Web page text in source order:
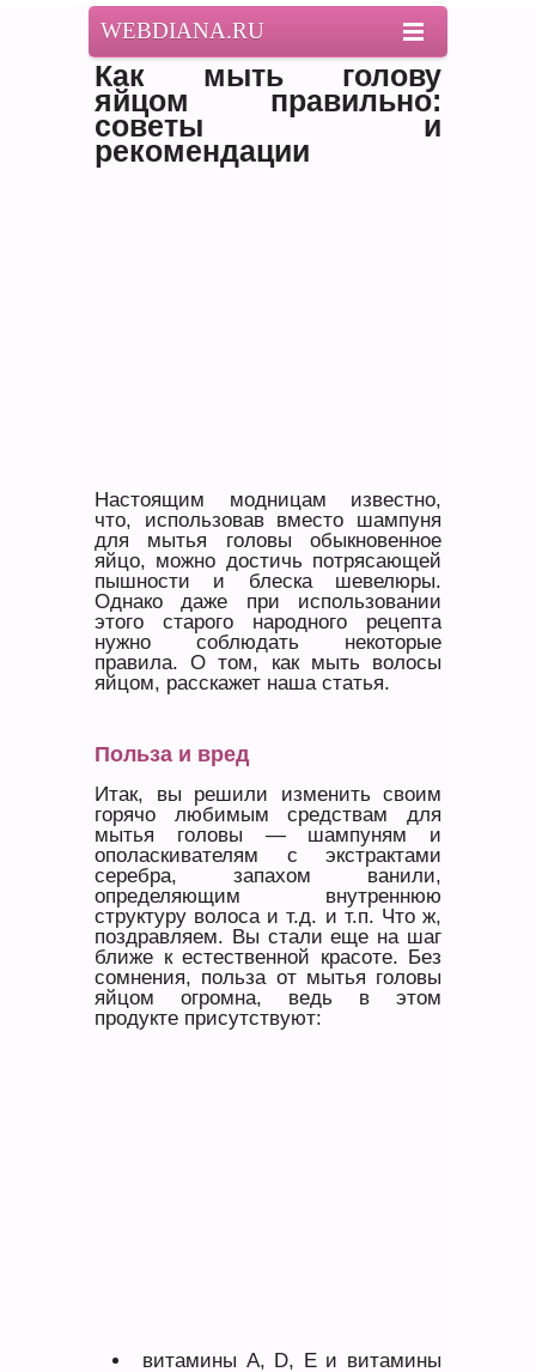
WEBDIANA.RU
Как мыть голову
яйцом правильно:
советы и
рекомендации
Настоящим модницам известно,
что, использовав вместо шампуня
для мытья головы обыкновенное
яйцо, можно достичь потрясающей
пышности и блеска шевелюры.
Однако даже при использовании
этого старого народного рецепта
нужно соблюдать некоторые
правила. О том, как мыть волосы
яйцом, расскажет наша статья.
Польза и вред
Итак, вы решили изменить своим
горячо любимым средствам для
мытья головы — шампуням и
ополаскивателям с экстрактами
серебра, запахом ванили,
определяющим внутреннюю
структуру волоса и т.д. и т.п. Что ж,
поздравляем. Вы стали еще на шаг
ближе к естественной красоте. Без
сомнения, польза от мытья головы
яйцом огромна, ведь в этом
продукте присутствуют:
витамины А, D, Е и витамины